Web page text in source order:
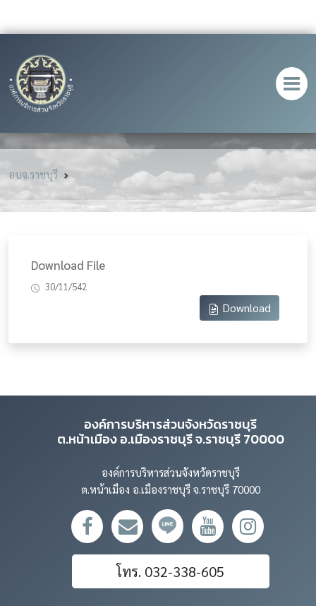
อบจ.ราชบุรี
Download File
30/11/542
Download
องค์การบริหารส่วนจังหวัดราชบุรี
ต.หน้าเมือง อ.เมืองราชบุรี จ.ราชบุรี 70000
องค์การบริหารส่วนจังหวัดราชบุรี
ต.หน้าเมือง อ.เมืองราชบุรี จ.ราชบุรี 70000
โทร. 032-338-605